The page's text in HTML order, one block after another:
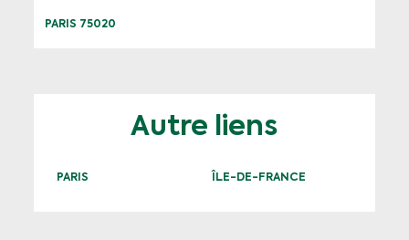
PARIS 75020
Autre liens
PARIS ÎLE-DE-FRANCE